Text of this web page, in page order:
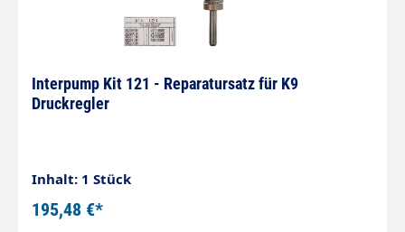
Interpump Kit 121 - Reparatursatz für K9
Druckregler
Inhalt: 1 Stück
195,48 €*